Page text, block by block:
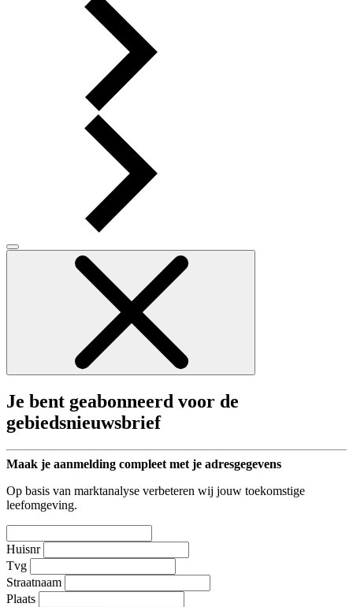
Je bent geabonneerd voor de
gebiedsnieuwsbrief
Maak je aanmelding compleet met je adresgegevens
Op basis van marktanalyse verbeteren wij jouw toekomstige
leefomgeving.
Huisnr
Tvg
Straatnaam
Plaats